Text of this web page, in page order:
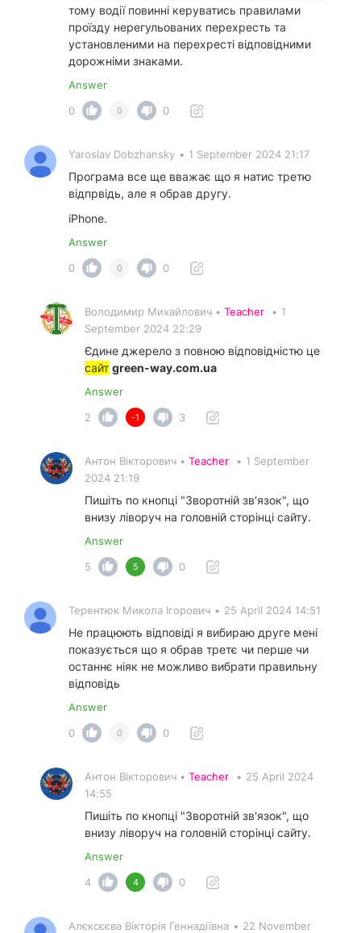
тому водії повинні керуватись правилами
проїзду нерегульованих перехресть та
установленими на перехресті відповідними
дорожніми знаками.
Answer
0
0 0
Yaroslav Dobzhansky • 1 September 2024 21:17
Програма все ще вважає що я натис третю
відпрвідь, але я обрав другу.
iPhone.
Answer
0
0 0
Володимир Михайлович • Teacher • 1
September 2024 22:29
Єдине джерело з повною відповідністю це
сайт green-way.com.ua
Answer
2
-1 3
Антон Вікторович • Teacher • 1 September
2024 21:19
Пишіть по кнопці "Зворотній зв'язок", що
внизу ліворуч на головній сторінці сайту.
Answer
5
5 0
Терентюк Микола Ігорович • 25 April 2024 14:51
Не працюють відповіді я вибираю друге мені
показується що я обрав третє чи перше чи
останнє ніяк не можливо вибрати правильну
відповідь
Answer
0
0 0
Антон Вікторович • Teacher • 25 April 2024
14:55
Пишіть по кнопці "Зворотній зв'язок", що
внизу ліворуч на головній сторінці сайту.
Answer
4
4 0
Алєксєєва Вікторія Геннадіївна • 22 November